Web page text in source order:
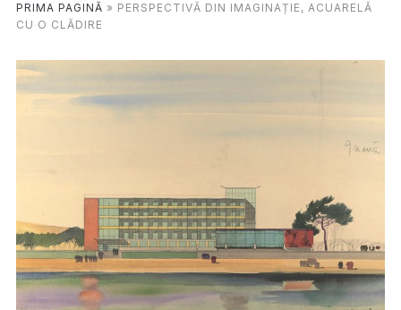
PRIMA PAGINĂ » PERSPECTIVĂ DIN IMAGINAȚIE, ACUARELĂ
CU O CLĂDIRE